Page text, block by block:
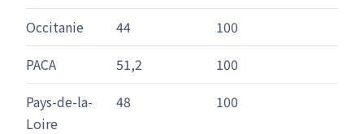
Occitanie 44
100
PACA
51,2
100
Pays-de-la-
Loire
48 100